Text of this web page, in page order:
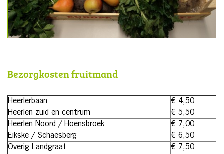
Bezorgkosten fruitmand
Heerlerbaan
€ 4,50
Heerlen zuid en centrum
€ 5,50
Heerlen Noord / Hoensbroek
€ 7,00
Eikske / Schaesberg
€ 6,50
Overig Landgraaf
€ 7,50